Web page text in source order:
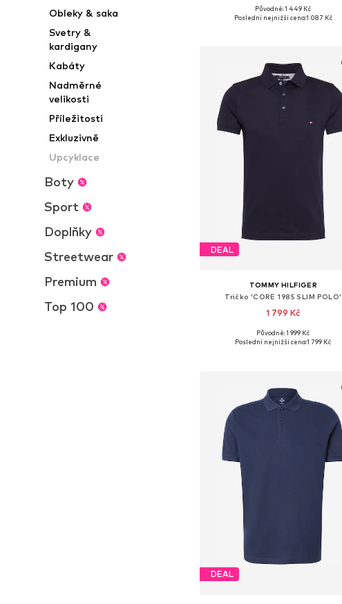
Obleky & saka
Svetry &
kardigany
Kabáty
Nadměrné
velikosti
Příležitosti
Exkluzivně
Upcyklace
Boty
Sport
Doplňky
Streetwear
Premium
Top 100
+ 3
Dostupné velikosti: S, M, L, XL, XXL
Původně: 1 449 Kč
Poslední nejnižší cena:1 087 Kč
DEAL
TOMMY HILFIGER
Tričko 'CORE 1985 SLIM POLO'
1 799 Kč
+ 19
Dostupné v mnoha velikostech
Původně: 1 999 Kč
Poslední nejnižší cena:1 799 Kč
DEAL